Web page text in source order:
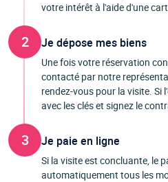
votre intérêt à l'aide d'une
2 Je dépose mes biens
Une fois votre réservation
contacté par notre
rendez-vous pour la visite. Si
avec les clés et signez le
3 Je paie en ligne
Si la visite est concluante, le
automatiquement tous les